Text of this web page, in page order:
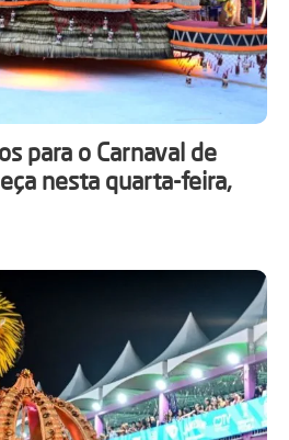
para o Carnaval de
nesta quarta-feira,